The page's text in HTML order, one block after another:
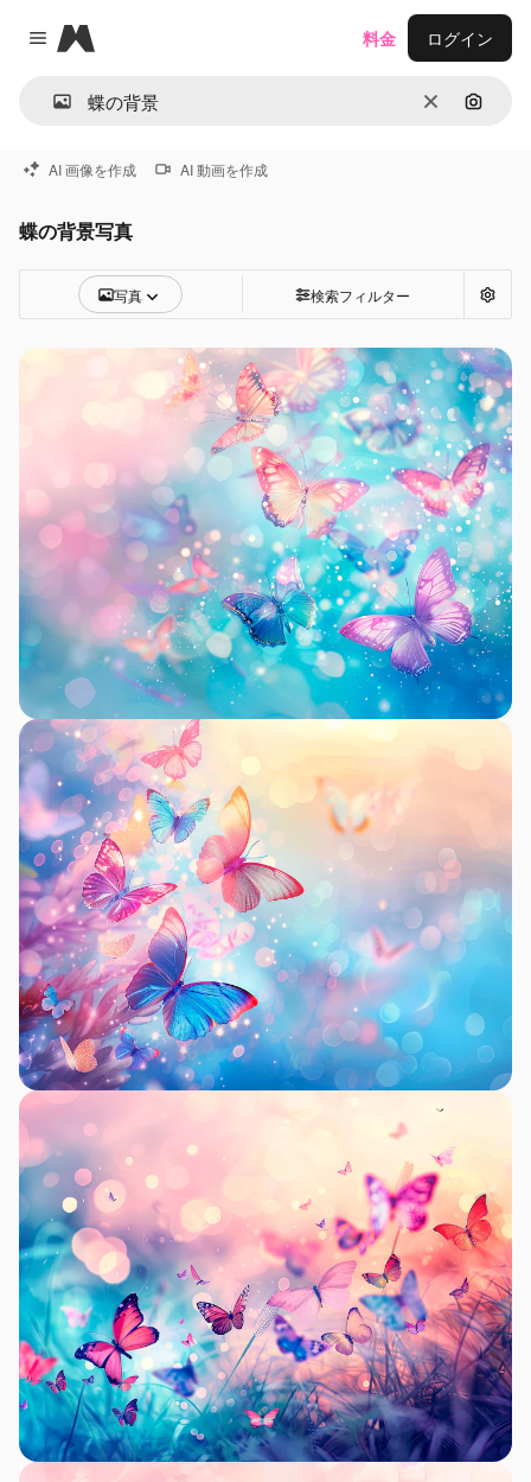
Close menu
Magnific
消去 画像で
料金 ログイン
AI 画像を作成 AI 動画を作成
蝶の背景写真
写真 検索フィルター